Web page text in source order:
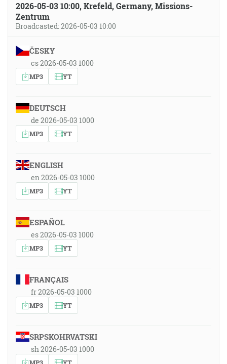
2026-05-03 10:00, Krefeld, Germany, Missions-
Zentrum
Broadcasted: 2026-05-03 10:00
ČESKY
cs 2026-05-03 1000
MP3 YT
DEUTSCH
de 2026-05-03 1000
MP3 YT
ENGLISH
en 2026-05-03 1000
MP3 YT
ESPAÑOL
es 2026-05-03 1000
MP3 YT
FRANÇAIS
fr 2026-05-03 1000
MP3 YT
SRPSKOHRVATSKI
sh 2026-05-03 1000